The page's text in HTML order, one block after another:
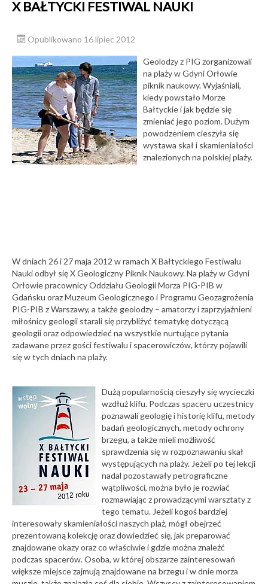
X BAŁTYCKI FESTIWAL NAUKI
Opublikowano 16 lipiec 2012
Geolodzy z PIG zorganizowali
na plaży w Gdyni Orłowie
piknik naukowy. Wyjaśniali,
kiedy powstało Morze
Bałtyckie i jak będzie się
zmieniać jego poziom. Dużym
powodzeniem cieszyła się
wystawa skał i skamieniałości
znalezionych na polskiej plaży.
W dniach 26 i 27 maja 2012 w ramach X Bałtyckiego Festiwalu
Nauki odbył się X Geologiczny Piknik Naukowy. Na plaży w Gdyni
Orłowie pracownicy Oddziału Geologii Morza PIG-PIB w
Gdańsku oraz Muzeum Geologicznego i Programu Geozagrożenia
PIG-PIB z Warszawy, a także geolodzy – amatorzy i zaprzyjaźnieni
miłośnicy geologii starali się przybliżyć tematykę dotyczącą
geologii oraz odpowiedzieć na wszystkie nurtujące pytania
zadawane przez gości festiwalu i spacerowiczów, którzy pojawili
się w tych dniach na plaży.
Dużą popularnością cieszyły się wycieczki
wzdłuż klifu. Podczas spaceru uczestnicy
poznawali geologię i historię klifu, metody
badań geologicznych, metody ochrony
brzegu, a także mieli możliwość
sprawdzenia się w rozpoznawaniu skał
występujących na plaży. Jeżeli po tej lekcji
nadal pozostawały petrograficzne
wątpliwości, można było je rozwiać
rozmawiając z prowadzącymi warsztaty z
tego tematu. Jeżeli kogoś bardziej
interesowały skamieniałości naszych plaż, mógł obejrzeć
prezentowaną kolekcję oraz dowiedzieć się, jak preparować
znajdowane okazy oraz co właściwie i gdzie można znaleźć
podczas spacerów. Osoba, w której obszarze zainteresowań
większe miejsce zajmują znajdowane na brzegu i w dnie morza